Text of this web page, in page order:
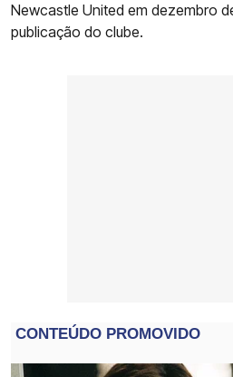
Newcastle United em dezembro
publicação do clube.